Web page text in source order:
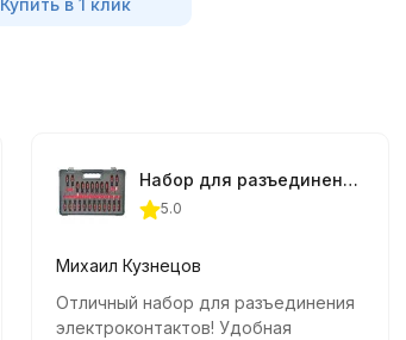
Набор для разъединения электроконтактов 23 пр. Car-Tool
5.0
Михаил Кузнецов
Отличный набор для разъединения
электроконтактов! Удобная